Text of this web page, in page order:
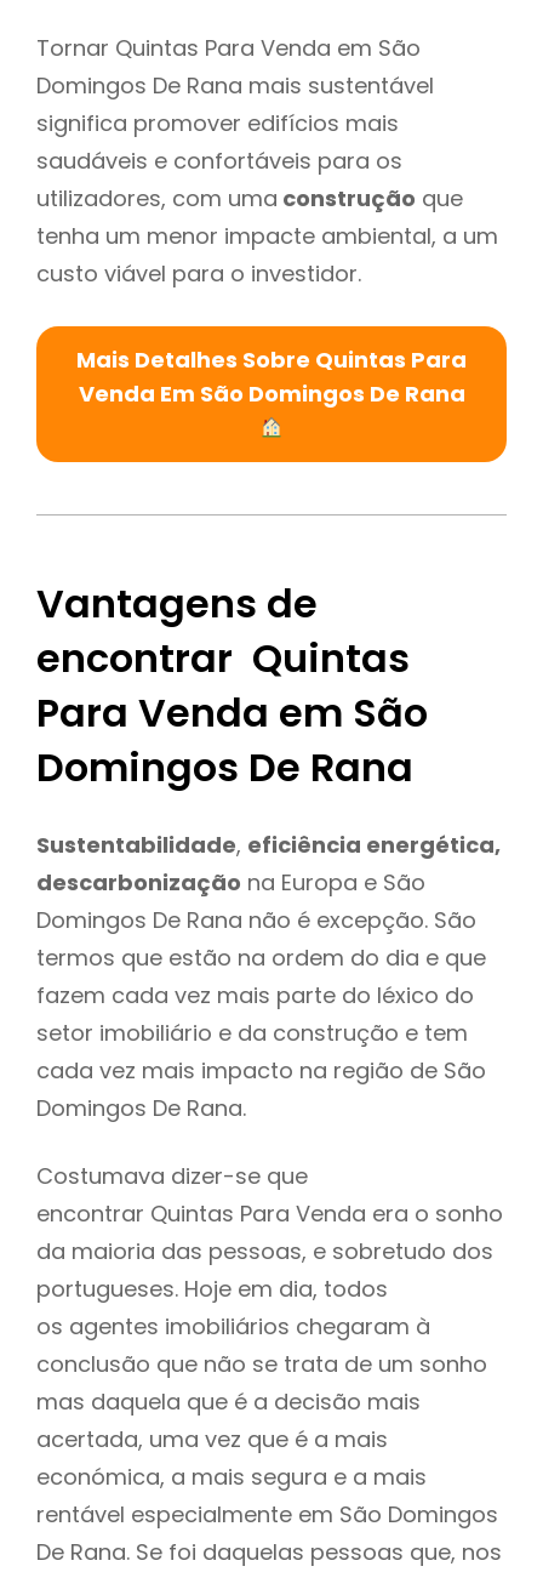
Tornar Quintas Para Venda em São
Domingos De Rana mais sustentável
significa promover edifícios mais
saudáveis e confortáveis para os
utilizadores, com uma construção que
tenha um menor impacte ambiental, a um
custo viável para o investidor.
Mais Detalhes Sobre Quintas Para
Venda Em São Domingos De Rana
Vantagens de
encontrar Quintas
Para Venda em São
Domingos De Rana
Sustentabilidade, eficiência energética,
descarbonização na Europa e São
Domingos De Rana não é excepção. São
termos que estão na ordem do dia e que
fazem cada vez mais parte do léxico do
setor imobiliário e da construção e tem
cada vez mais impacto na região de São
Domingos De Rana.
Costumava dizer-se que
encontrar Quintas Para Venda era o sonho
da maioria das pessoas, e sobretudo dos
portugueses. Hoje em dia, todos
os agentes imobiliários chegaram à
conclusão que não se trata de um sonho
mas daquela que é a decisão mais
acertada, uma vez que é a mais
económica, a mais segura e a mais
rentável especialmente em São Domingos
De Rana. Se foi daquelas pessoas que, nos